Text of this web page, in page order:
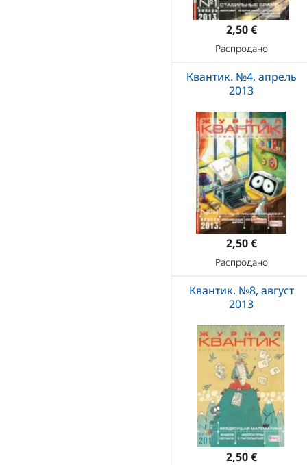
2,50 €
Распродано
Квантик. №4, апрель
2013
2,50 €
Распродано
Квантик. №8, август
2013
2,50 €